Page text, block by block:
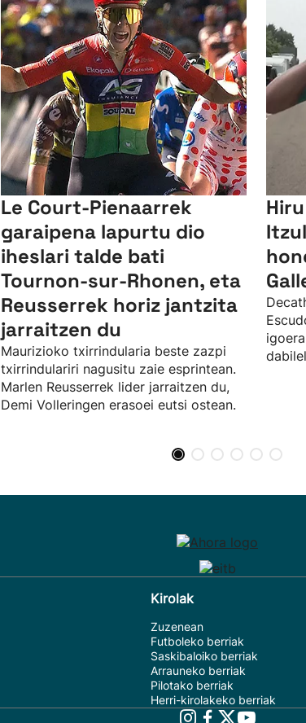
Le Court-Pienaarrek
garaipena lapurtu dio
iheslari talde bati
Tournon-sur-Rhonen, eta
Reusserrek horiz jantzita
jarraitzen du
Maurizioko txirrindularia beste zazpi
txirrindulariri nagusitu zaie esprintean.
Marlen Reusserrek lider jarraitzen du,
Demi Volleringen erasoei eutsi ostean.
Kirolak
Zuzenean
Futboleko berriak
Saskibaloiko berriak
Arrauneko berriak
Pilotako berriak
Herri-kirolakeko berriak